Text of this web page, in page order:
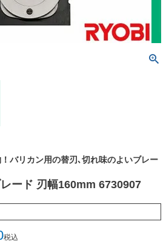
バリカン用の替刃､切れ味のよいブレー
ード 刃幅160mm 6730907
税込